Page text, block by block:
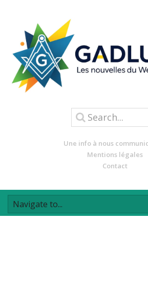
Une info à nous
Mentions légales
Contact